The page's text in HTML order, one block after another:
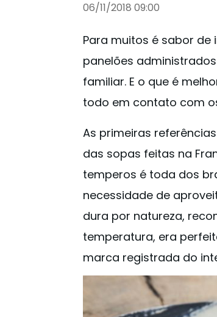
06/11/2018 09:00
Para muitos é sabor de
panelões
familiar. E o que é
todo em contato com
As primeiras
das sopas feitas na
temperos é toda dos
necessidade de
dura por natureza,
temperatura, era
marca registrada do